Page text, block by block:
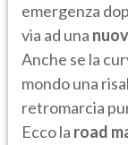
emergenza
via ad una
Anche se la
mondo una
retromarcia
Ecco la road